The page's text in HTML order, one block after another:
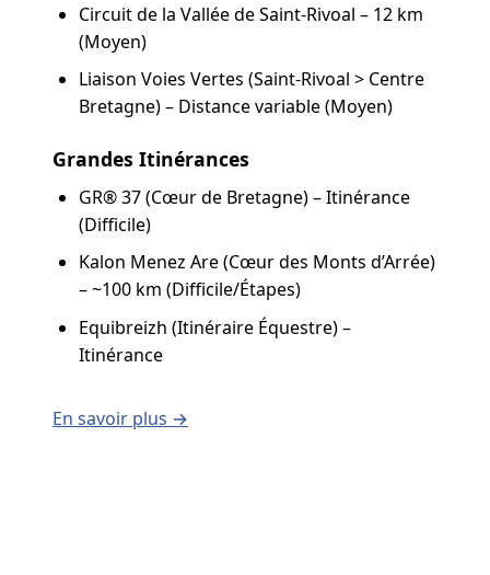
Circuit de la Vallée de Saint-Rivoal – 12 km
(Moyen)
Liaison Voies Vertes (Saint-Rivoal > Centre
Bretagne) – Distance variable (Moyen)
Grandes Itinérances
GR® 37 (Cœur de Bretagne) – Itinérance
(Difficile)
Kalon Menez Are (Cœur des Monts d’Arrée)
– ~100 km (Difficile/Étapes)
Equibreizh (Itinéraire Équestre) –
Itinérance
En savoir plus →